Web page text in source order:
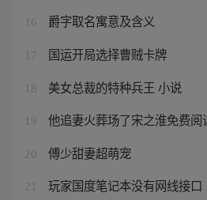
16 爵字取名寓意及含义
17 国运开局选择曹贼卡牌
18 美女总裁的特种兵王 小说
19 他追妻火葬场了宋之淮免费阅
20 傅少甜妻超萌宠
21 玩家国度笔记本没有网线接口